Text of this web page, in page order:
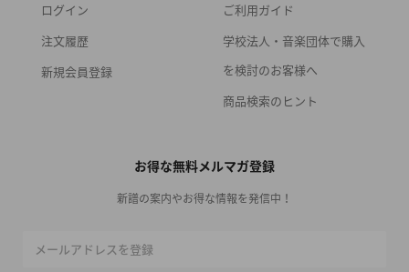
ログイン
注文履歴
新規会員登録
ご利用ガイド
学校法人・音楽団体で購入
を検討のお客様へ
商品検索のヒント
お得な無料メルマガ登録
新譜の案内やお得な情報を発信中！
メールアドレスを登録